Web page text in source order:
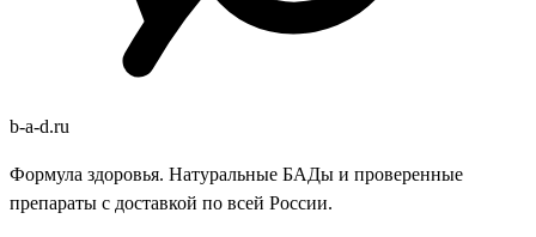
b-a-d.ru
Формула здоровья. Натуральные БАДы и проверенные
препараты с доставкой по всей России.